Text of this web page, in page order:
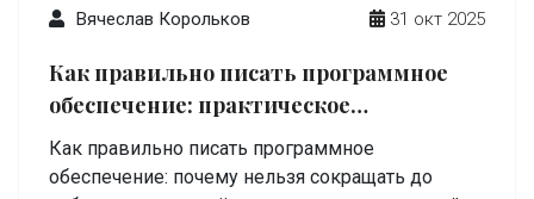
Вячеслав Корольков 31 окт 2025
Как правильно писать программное
обеспечение: практическое
руководство для разработчиков
Как правильно писать программное
обеспечение: почему нельзя сокращать до